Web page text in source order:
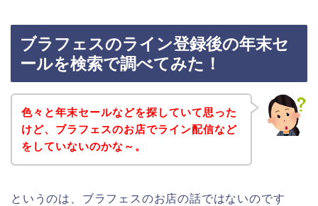
ブラフェスのライン登録後の年末セ
ールを検索で調べてみた！
色々と年末セールなどを探していて思った
けど、ブラフェスのお店でライン配信など
をしていないのかな～。
というのは、ブラフェスのお店の話ではないのです